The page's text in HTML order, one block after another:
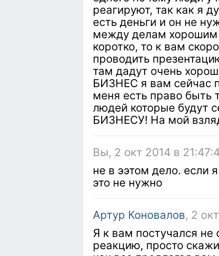
реагируют, так как я
есть деньги и он не
между делам
коротко, то к вам
проводить
там дадут очень
БИЗНЕС я вам сейчас
меня есть право быть
людей которые будут
БИЗНЕСУ! На мой
Вы, 2 окт 2014 в
не в ээтом дело. если
это не нужно
Артур Коновалов, 2
Я к вам постучался
реакцию, просто